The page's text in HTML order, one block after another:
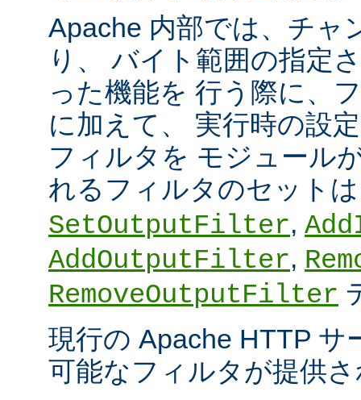
Apache 内部では、チャ
り、 バイト範囲の指定
った機能を 行う際に、
に加えて、 実行時の設
フィルタを モジュール
れるフィルタのセット
SetOutputFilter,
AddOutputFilter,
RemoveOutputFilter
現行の Apache HTTP サ
可能なフィルタが提供